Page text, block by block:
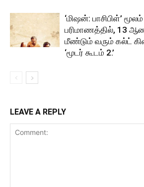
‘மிஷன்: பாசிபிள்’ மூலம்
பரிமாணத்தில், 13
மீண்டும் வரும் கல்ட்
‘மூடர் கூடம் 2.’
LEAVE A REPLY